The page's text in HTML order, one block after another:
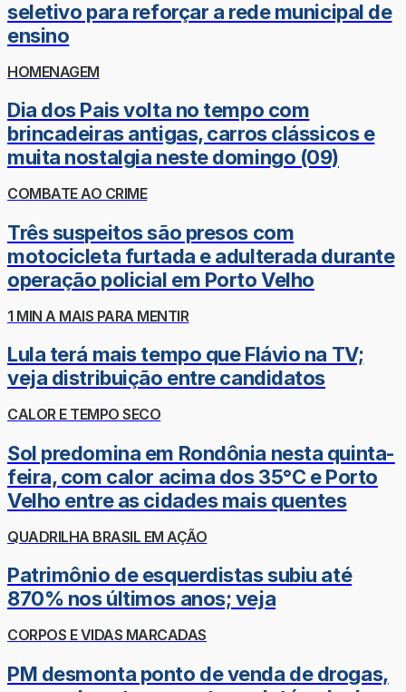
seletivo para reforçar a rede municipal de
ensino
HOMENAGEM
Dia dos Pais volta no tempo com
brincadeiras antigas, carros clássicos e
muita nostalgia neste domingo (09)
COMBATE AO CRIME
Três suspeitos são presos com
motocicleta furtada e adulterada durante
operação policial em Porto Velho
1 MIN A MAIS PARA MENTIR
Lula terá mais tempo que Flávio na TV;
veja distribuição entre candidatos
CALOR E TEMPO SECO
Sol predomina em Rondônia nesta quinta-
feira, com calor acima dos 35°C e Porto
Velho entre as cidades mais quentes
QUADRILHA BRASIL EM AÇÃO
Patrimônio de esquerdistas subiu até
870% nos últimos anos; veja
CORPOS E VIDAS MARCADAS
PM desmonta ponto de venda de drogas,